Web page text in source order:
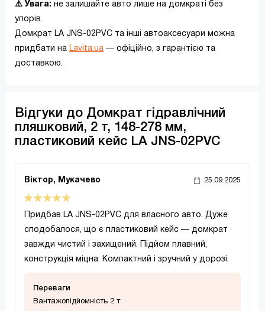
⚠️ Увага: не залишайте авто лише на домкраті без
упорів.
Домкрат LA JNS-02PVC та інші автоаксесуари можна
придбати на Lavita.ua — офіційно, з гарантією та
доставкою.
Відгуки до Домкрат гідравлічний
пляшковий, 2 т, 148-278 мм,
пластиковий кейс LA JNS-02PVC
Віктор, Мукачево 25.09.2025
Придбав LA JNS-02PVC для власного авто. Дуже
сподобалося, що є пластиковий кейс — домкрат
завжди чистий і захищений. Підйом плавний,
конструкція міцна. Компактний і зручний у дорозі.
Переваги
Вантажопідйомність 2 т